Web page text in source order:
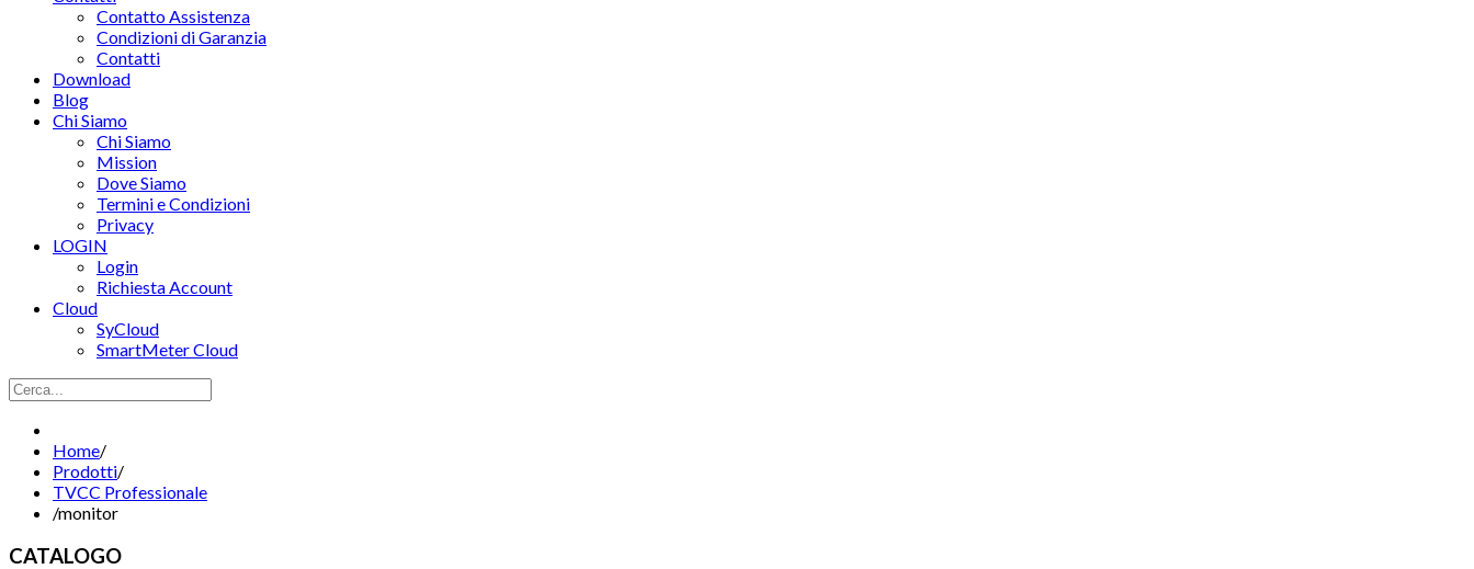
Contatto Assistenza
Condizioni di Garanzia
Contatti
Download
Blog
Chi Siamo
Chi Siamo
Mission
Dove Siamo
Termini e Condizioni
Privacy
LOGIN
Login
Richiesta Account
Cloud
SyCloud
SmartMeter Cloud
Home/
Prodotti/
TVCC Professionale
/monitor
CATALOGO